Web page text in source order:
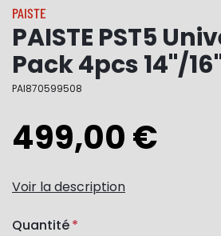
PAISTE
PAISTE PST5
Pack 4pcs 14"/
PAI870599508
499,00 €
Voir la description
Quantité